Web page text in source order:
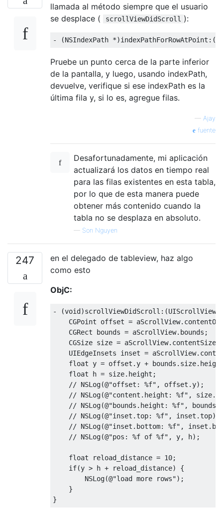
llamada al método siempre que el usuario
se desplace (
scrollViewDidScroll ):
- (NSIndexPath *)indexPathForRowAtPoint :(
Pruebe un punto cerca de la parte inferior
de la pantalla, y luego, usando indexPath,
devuelve, verifique si ese indexPath es la
última fila y, si lo es, agregue filas.
— Ajay
fuente
Desafortunadamente, mi aplicación
actualizará los datos en tiempo real
para las filas existentes en esta tabla,
por lo que de esta manera puede
obtener más contenido cuando la
tabla no se desplaza en absoluto.
— Son Nguyen
247
en el delegado de tableview, haz algo
como esto
ObjC:
- (void)scrollViewDidScroll :(UIScrollView
CGPoint offset = aScrollView.
CGRect bounds = aScrollView. bounds ;
CGSize size = aScrollView. contentSize
UIEdgeInsets inset = aScrollView.
float y = offset . y + bounds . size.
float h = size. height ;
// NSLog(@"offset: %f", offset.y);
// NSLog(@"content.height: %f",
// NSLog(@"bounds.height: %f",
// NSLog(@"inset.top: %f",
// NSLog(@"inset.bottom: %f",
// NSLog(@"pos: %f of %f", y, h);
float reload_distance = 10;
if(y > h + reload_distance)
{
NSLog(@"load more rows");
}
}